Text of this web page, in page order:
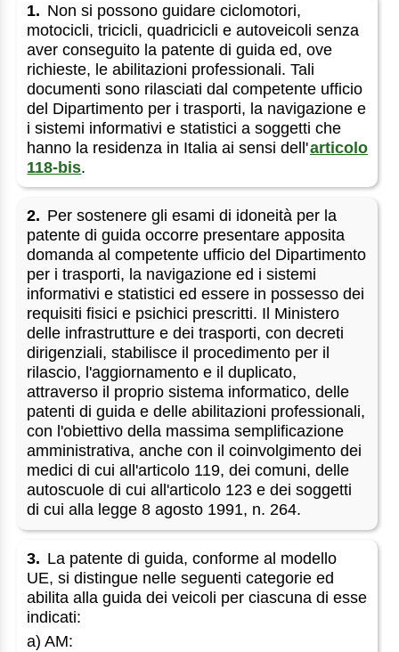
1. Non si possono guidare ciclomotori,
motocicli, tricicli, quadricicli e autoveicoli senza
aver conseguito la patente di guida ed, ove
richieste, le abilitazioni professionali. Tali
documenti sono rilasciati dal competente ufficio
del Dipartimento per i trasporti, la navigazione e
i sistemi informativi e statistici a soggetti che
hanno la residenza in Italia ai sensi dell'articolo
118-bis.
2. Per sostenere gli esami di idoneità per la
patente di guida occorre presentare apposita
domanda al competente ufficio del Dipartimento
per i trasporti, la navigazione ed i sistemi
informativi e statistici ed essere in possesso dei
requisiti fisici e psichici prescritti. Il Ministero
delle infrastrutture e dei trasporti, con decreti
dirigenziali, stabilisce il procedimento per il
rilascio, l'aggiornamento e il duplicato,
attraverso il proprio sistema informatico, delle
patenti di guida e delle abilitazioni professionali,
con l'obiettivo della massima semplificazione
amministrativa, anche con il coinvolgimento dei
medici di cui all'articolo 119, dei comuni, delle
autoscuole di cui all'articolo 123 e dei soggetti
di cui alla legge 8 agosto 1991, n. 264.
3. La patente di guida, conforme al modello
UE, si distingue nelle seguenti categorie ed
abilita alla guida dei veicoli per ciascuna di esse
indicati:
a) AM: